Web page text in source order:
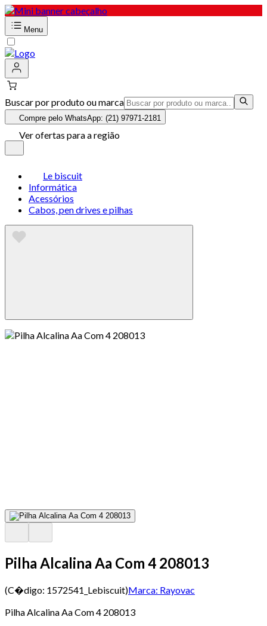
Menu
Buscar por produto ou marca
Compre pelo WhatsApp: (21) 97971-2181
Ver ofertas para a região
Le biscuit
Informática
Acessórios
Cabos, pen drives e pilhas
Pilha Alcalina Aa Com 4 208013
(C�digo: 1572541_Lebiscuit)Marca: Rayovac
Pilha Alcalina Aa Com 4 208013